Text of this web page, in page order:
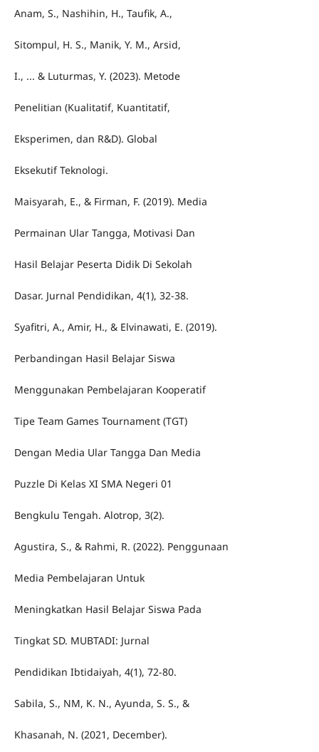
Anam, S., Nashihin, H., Taufik, A.,
Sitompul, H. S., Manik, Y. M., Arsid,
I., ... & Luturmas, Y. (2023). Metode
Penelitian (Kualitatif, Kuantitatif,
Eksperimen, dan R&D). Global
Eksekutif Teknologi.
Maisyarah, E., & Firman, F. (2019). Media
Permainan Ular Tangga, Motivasi Dan
Hasil Belajar Peserta Didik Di Sekolah
Dasar. Jurnal Pendidikan, 4(1), 32-38.
Syafitri, A., Amir, H., & Elvinawati, E. (2019).
Perbandingan Hasil Belajar Siswa
Menggunakan Pembelajaran Kooperatif
Tipe Team Games Tournament (TGT)
Dengan Media Ular Tangga Dan Media
Puzzle Di Kelas XI SMA Negeri 01
Bengkulu Tengah. Alotrop, 3(2).
Agustira, S., & Rahmi, R. (2022). Penggunaan
Media Pembelajaran Untuk
Meningkatkan Hasil Belajar Siswa Pada
Tingkat SD. MUBTADI: Jurnal
Pendidikan Ibtidaiyah, 4(1), 72-80.
Sabila, S., NM, K. N., Ayunda, S. S., &
Khasanah, N. (2021, December).